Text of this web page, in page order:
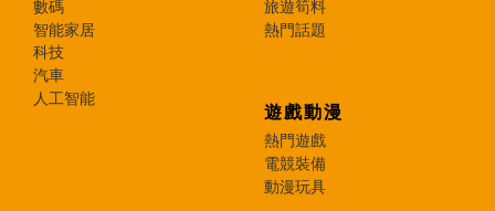
數碼
智能家居
科技
汽車
人工智能
旅遊筍料
熱門話題
遊戲動漫
熱門遊戲
電競裝備
動漫玩具